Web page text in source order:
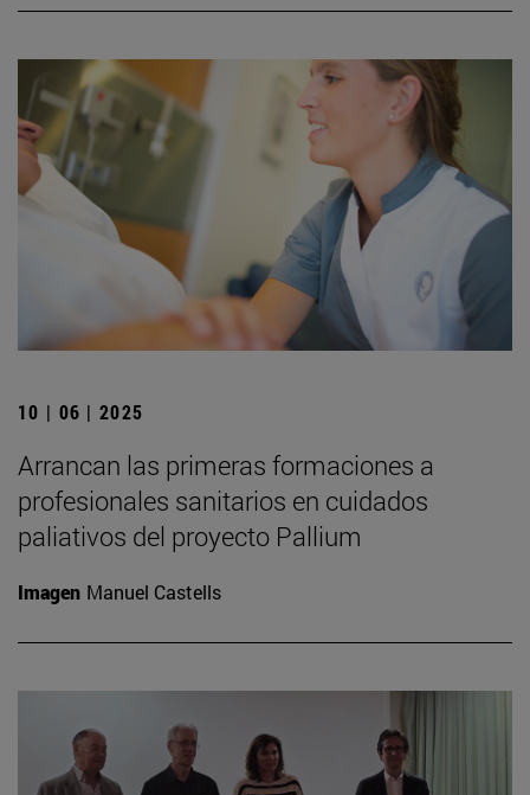
10 | 06 | 2025
Arrancan las primeras formaciones a
profesionales sanitarios en cuidados
paliativos del proyecto Pallium
Imagen Manuel Castells